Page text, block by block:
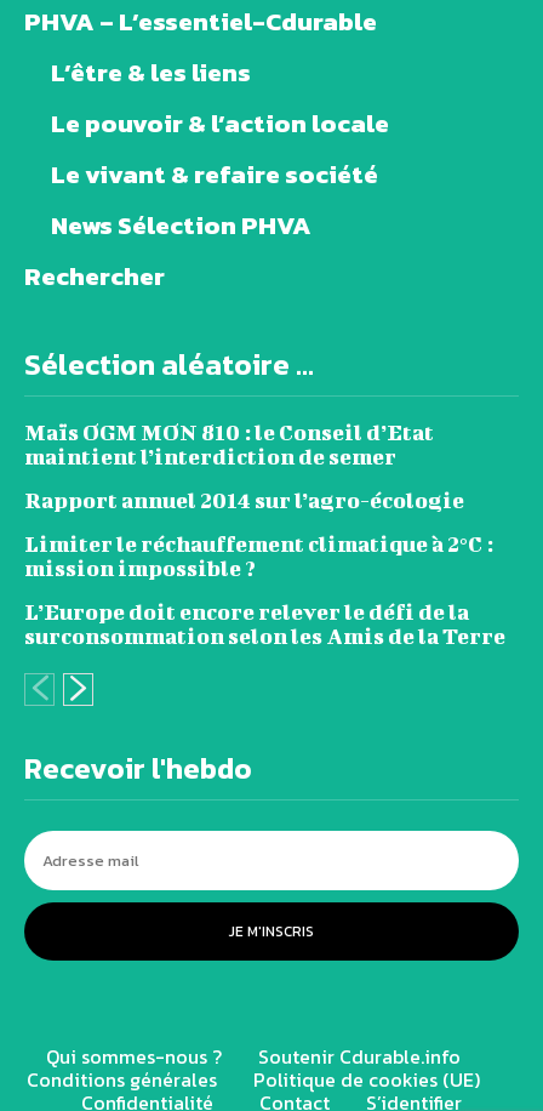
PHVA – L’essentiel-Cdurable
L’être & les liens
Le pouvoir & l’action locale
Le vivant & refaire société
News Sélection PHVA
Rechercher
Sélection aléatoire ...
Maïs OGM MON 810 : le Conseil d’Etat
maintient l’interdiction de semer
Rapport annuel 2014 sur l’agro-écologie
Limiter le réchauffement climatique à 2°C :
mission impossible ?
L’Europe doit encore relever le défi de la
surconsommation selon les Amis de la Terre
Recevoir l'hebdo
JE M'INSCRIS
Qui sommes-nous ? Soutenir Cdurable.info
Conditions générales Politique de cookies (UE)
Confidentialité Contact S’identifier